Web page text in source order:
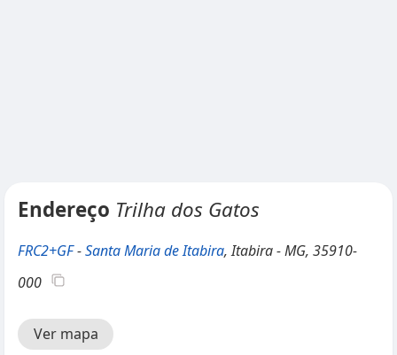
Endereço Trilha dos Gatos
FRC2+GF-Santa Maria de Itabira, Itabira - MG, 35910-
000
Ver mapa